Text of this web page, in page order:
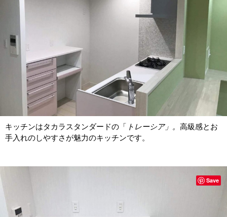
キッチンはタカラスタンダードの「 トレーシア」。 高級感とお
手入れのしやすさが魅力のキッチンです。
Save